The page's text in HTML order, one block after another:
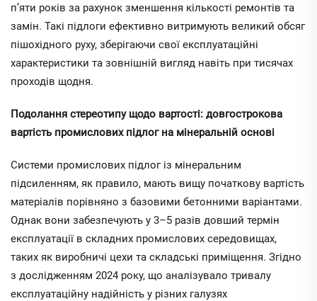
п’яти років за рахунок зменшення кількості ремонтів та
замін. Такі підлоги ефективно витримують великий обсяг
пішохідного руху, зберігаючи свої експлуатаційні
характеристики та зовнішній вигляд навіть при тисячах
проходів щодня.
Подолання стереотипу щодо вартості: довгострокова
вартість промислових підлог на мінеральній основі
Системи промислових підлог із мінеральним
підсиленням, як правило, мають вищу початкову вартість
матеріалів порівняно з базовими бетонними варіантами.
Однак вони забезпечують у 3–5 разів довший термін
експлуатації в складних промислових середовищах,
таких як виробничі цехи та складські приміщення. Згідно
з дослідженням 2024 року, що аналізувало тривалу
експлуатаційну надійність у різних галузях